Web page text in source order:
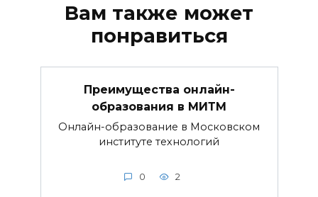
Вам также может
понравиться
Преимущества онлайн-
образования в МИТМ
Онлайн-образование в Московском
институте технологий
0 2